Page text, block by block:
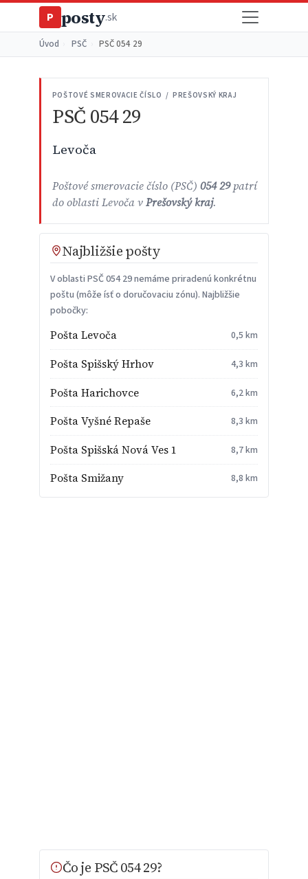
P posty.sk
Úvod PSČ PSČ 054 29
POŠTOVÉ SMEROVACIE ČÍSLO / PREŠOVSKÝ KRAJ
PSČ 054 29
Levoča
Poštové smerovacie číslo (PSČ) 054 29patrí
do oblasti Levoča vPrešovský kraj.
Najbližšie pošty
V oblasti PSČ 054 29 nemáme priradenú konkrétnu
poštu (môže ísť o doručovaciu zónu). Najbližšie
pobočky:
Pošta Levoča 0,5 km
Pošta Spišský Hrhov 4,3 km
Pošta Harichovce 6,2 km
Pošta Vyšné Repaše 8,3 km
Pošta Spišská Nová Ves 1 8,7 km
Pošta Smižany 8,8 km
Čo je PSČ 054 29?